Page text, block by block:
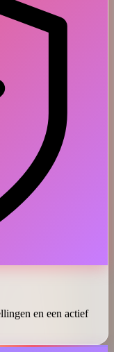
en een actief